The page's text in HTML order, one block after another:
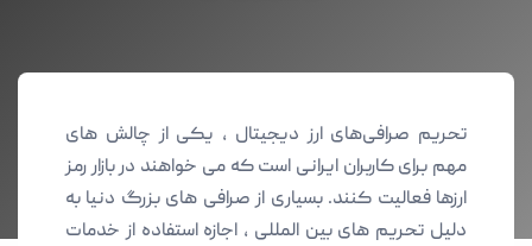
تحریم‌ صرافی‌های ارز دیجیتال ، یکی از چالش های
مهم برای کاربران ایرانی است که می خواهند در بازار رمز
ارزها فعالیت کنند. بسیاری از صرافی های بزرگ دنیا به
دلیل تحریم های بین المللی ، اجازه استفاده از خدمات